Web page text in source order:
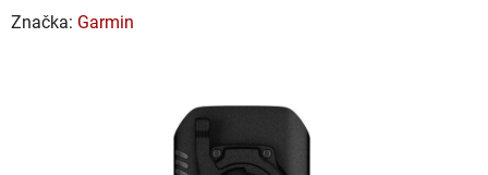
hodnocení
Značka: Garmin